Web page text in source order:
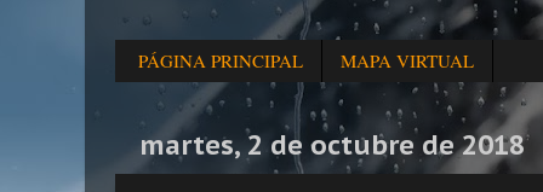
PÁGINA PRINCIPAL MAPA VIRTUAL
martes, 2 de octubre de 2018